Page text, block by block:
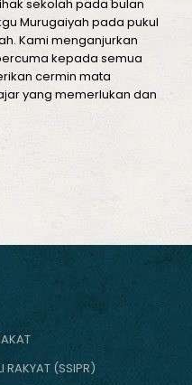
sekolah pada bulan
Murugaiyah pada pukul
Kami menganjurkan
kepada semua
cermin mata
yang memerlukan dan
RAKYAT (SSIPR)